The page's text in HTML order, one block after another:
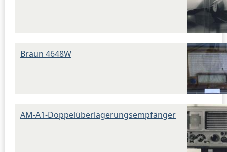
Braun 4648W
AM-A1-Doppelüberlagerungsempfänger